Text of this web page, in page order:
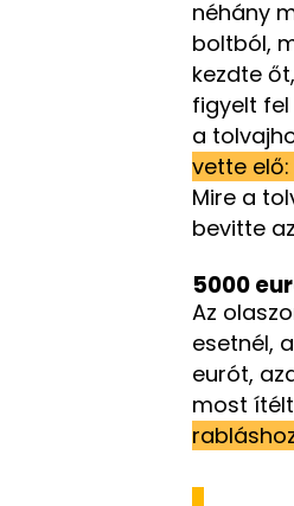
néhány
boltból,
kezdte
figyelt
a
vette
Mire a
bevitte
5000
Az
esetnél,
eurót,
most